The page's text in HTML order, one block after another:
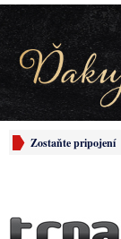
Zostaňte pripojení